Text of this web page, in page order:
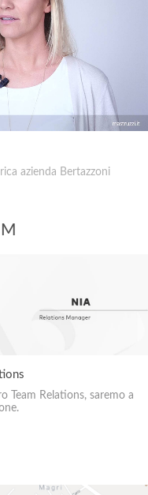
azienda Bertazzoni
Team Relations, saremo a